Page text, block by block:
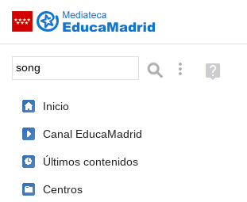
Saltar navegación
Palabra o frase: BúsquedaAyuda
(en
Inicio
Canal EducaMadrid
Últimos contenidos
Centros